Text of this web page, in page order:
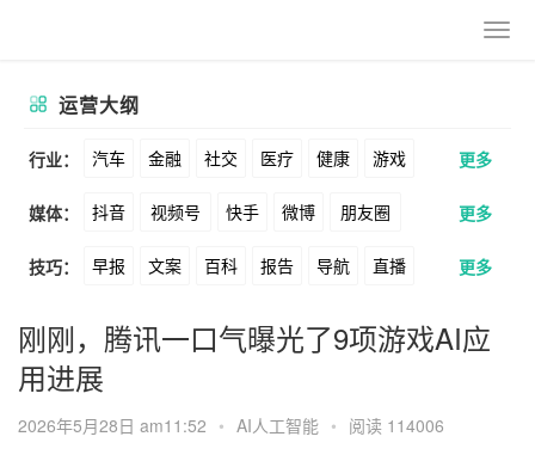
运营大纲
行业： 汽车 金融 社交 医疗 健康 游戏
动漫 美妆 美食 家装 教育 婚纱
酒旅 母婴 宠物 文娱 跨境 科技
广告 元宇宙 房地产
更多
媒体： 抖音 视频号 快手 微博 朋友圈
公众号 B站 小红书 头条 知乎
Soul 360 百度 搜狗 爱奇艺 美柚
美图
Tiktok Yahoo Bing
更多
技巧： 早报 文案 百科 报告 导航 直播
卖货 脚本 话术 电商 私域 社群
涨粉
数据 拉新 活动 用户 游戏 海外
更多
刚刚，腾讯一口气曝光了9项游戏AI应
用进展
2026年5月28日 am11:52 • AI人工智能 • 阅读 114006